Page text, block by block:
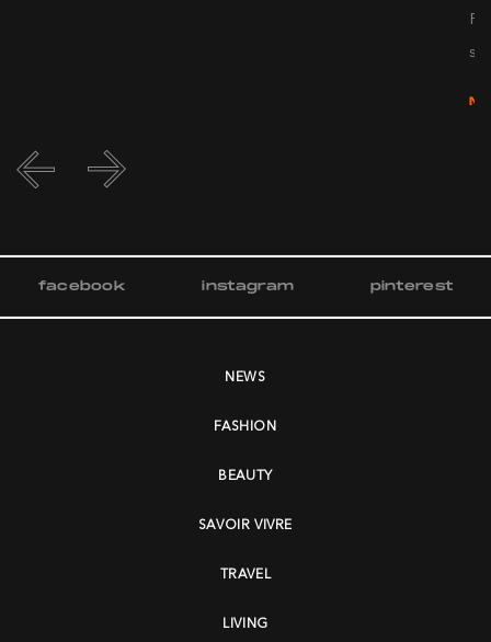
s...
facebook instagram pinterest
NEWS
FASHION
BEAUTY
SAVOIR VIVRE
TRAVEL
LIVING